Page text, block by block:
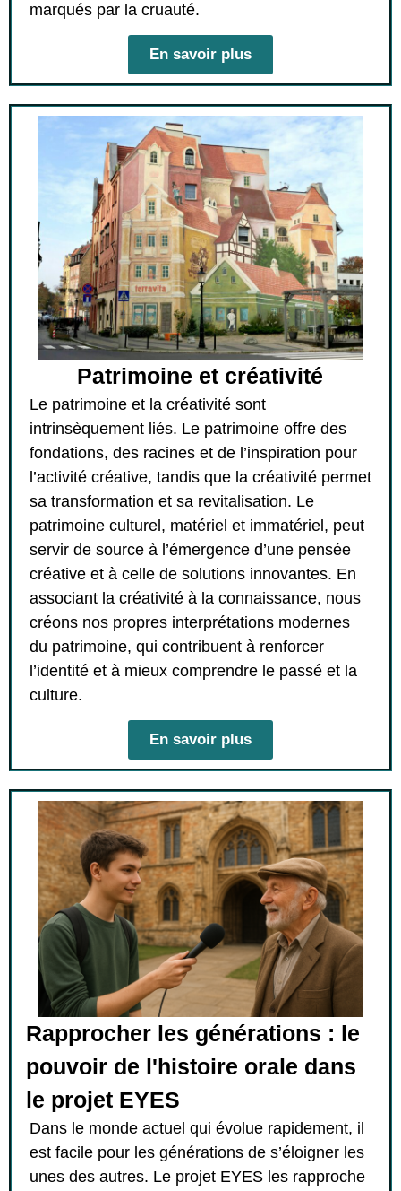
marqués par la cruauté.
En savoir plus
Patrimoine et créativité
Le patrimoine et la créativité sont
intrinsèquement liés. Le patrimoine offre des
fondations, des racines et de l’inspiration pour
l’activité créative, tandis que la créativité permet
sa transformation et sa revitalisation. Le
patrimoine culturel, matériel et immatériel, peut
servir de source à l’émergence d’une pensée
créative et à celle de solutions innovantes. En
associant la créativité à la connaissance, nous
créons nos propres interprétations modernes
du patrimoine, qui contribuent à renforcer
l’identité et à mieux comprendre le passé et la
culture.
En savoir plus
Rapprocher les générations : le
pouvoir de l'histoire orale dans
le projet EYES
Dans le monde actuel qui évolue rapidement, il
est facile pour les générations de s’éloigner les
unes des autres. Le projet EYES les rapproche